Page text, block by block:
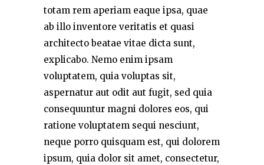
totam rem aperiam eaque ipsa, quae
ab illo inventore veritatis et quasi
architecto beatae vitae dicta sunt,
explicabo. Nemo enim ipsam
voluptatem, quia voluptas sit,
aspernatur aut odit aut fugit, sed quia
consequuntur magni dolores eos, qui
ratione voluptatem sequi nesciunt,
neque porro quisquam est, qui dolorem
ipsum, quia dolor sit amet, consectetur,